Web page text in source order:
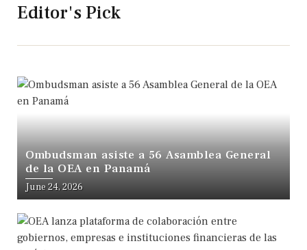
Editor's Pick
Ombudsman asiste a 56 Asamblea General
de la OEA en Panamá
June 24, 2026